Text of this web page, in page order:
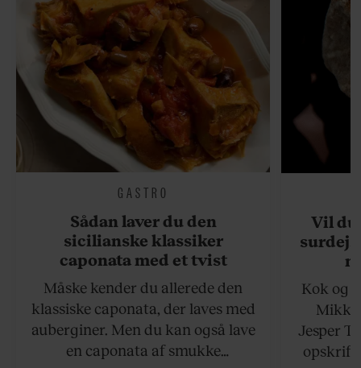
GASTRO
Sådan laver du den
sicilianske klassiker
caponata med et tvist
Måske kender du allerede den
klassiske caponata, der laves med
auberginer. Men du kan også lave
en caponata af smukke
Vil du
Kok og
Jesper
opskrift